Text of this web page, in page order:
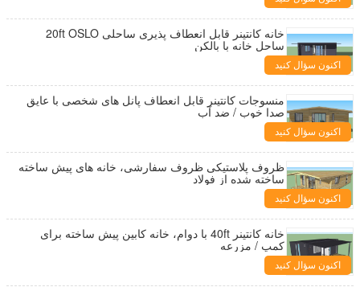
خانه کانتینر قابل انعطاف پذیری ساحلی 20ft OSLO
ساحل خانه با بالکن
اکنون سؤال کنید
منسوجات کانتینر قابل انعطاف پانل های شخصی با عایق
صدا خوب / ضد آب
اکنون سؤال کنید
ظروف پلاستیکی ظروف سفارشی، خانه های پیش ساخته
ساخته شده از فولاد
اکنون سؤال کنید
خانه کانتینر 40ft با دوام، خانه کابین پیش ساخته برای
کمپ / مزرعه
اکنون سؤال کنید